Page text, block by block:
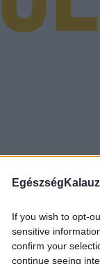
If you wish to opt-
sensitive
confirm your
continue seeing